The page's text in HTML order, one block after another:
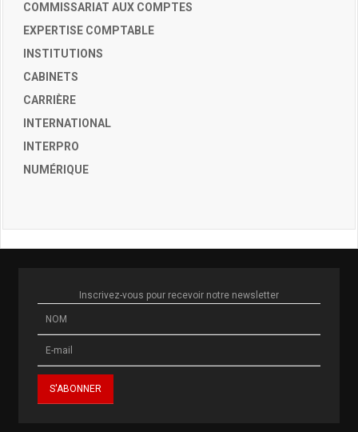
COMMISSARIAT AUX COMPTES
EXPERTISE COMPTABLE
INSTITUTIONS
CABINETS
CARRIÈRE
INTERNATIONAL
INTERPRO
NUMÉRIQUE
Inscrivez-vous pour recevoir notre newsletter